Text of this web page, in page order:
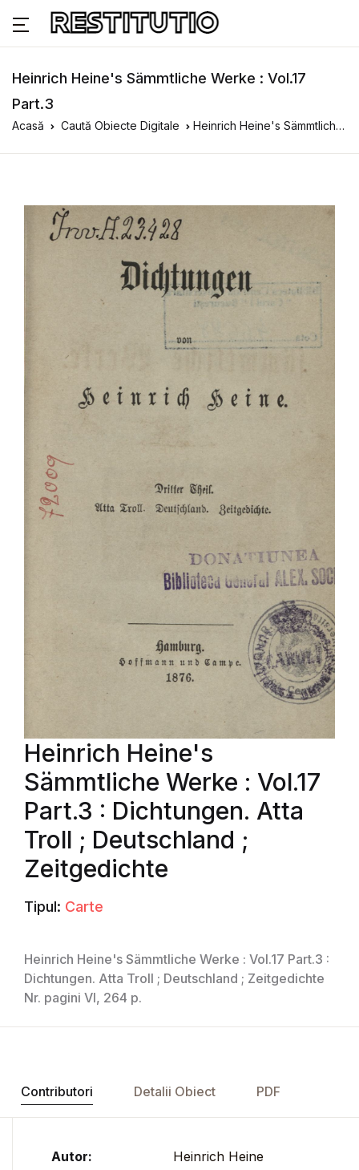
Heinrich Heine's Sämmtliche Werke : Vol.17
Part.3
Acasă Caută Obiecte Digitale Heinrich Heine's Sämmtliche Werke : Vol.17 Part.3
Heinrich Heine's
Sämmtliche Werke : Vol.17
Part.3 : Dichtungen. Atta
Troll ; Deutschland ;
Zeitgedichte
Tipul: Carte
Heinrich Heine's Sämmtliche Werke : Vol.17 Part.3 :
Dichtungen. Atta Troll ; Deutschland ; Zeitgedichte
Nr. pagini VI, 264 p.
Contributori Detalii Obiect PDF
Autor: Heinrich Heine